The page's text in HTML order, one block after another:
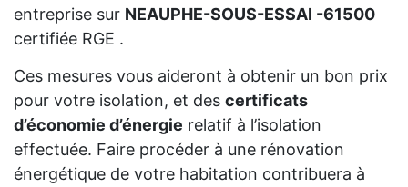
entreprise sur NEAUPHE-SOUS-ESSAI -61500
certifiée RGE .
Ces mesures vous aideront à obtenir un bon prix
pour votre isolation, et des certificats
d’économie d’énergie relatif à l’isolation
effectuée. Faire procéder à une rénovation
énergétique de votre habitation contribuera à